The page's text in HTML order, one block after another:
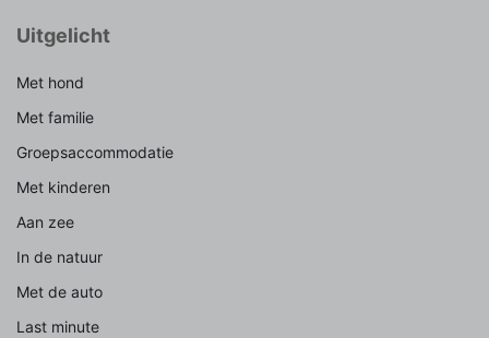
Uitgelicht
Met hond
Met familie
Groepsaccommodatie
Met kinderen
Aan zee
In de natuur
Met de auto
Last minute